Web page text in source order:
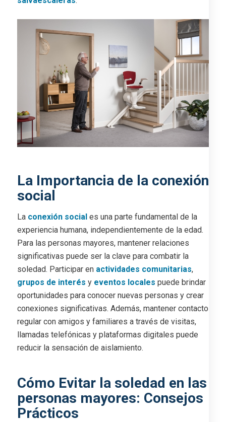
La Importancia de la conexión
social
La conexión sociales una parte fundamental de la
experiencia humana, independientemente de la edad.
Para las personas mayores, mantener relaciones
significativas puede ser la clave para combatir la
soledad. Participar en actividades comunitarias,
grupos de interés y eventos locales puede brindar
oportunidades para conocer nuevas personas y crear
conexiones significativas. Además, mantener contacto
regular con amigos y familiares a través de visitas,
llamadas telefónicas y plataformas digitales puede
reducir la sensación de aislamiento.
Cómo Evitar la soledad en las
personas mayores: Consejos
Prácticos